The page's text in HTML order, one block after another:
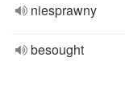
niesprawny
besought